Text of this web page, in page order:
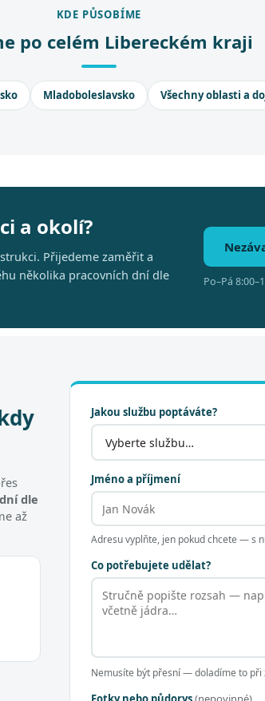
KDE PŮSOBÍME
po celém Libereckém kraji
Mladoboleslavsko Všechny oblasti a
a okolí?
Přijedeme zaměřit a
několika pracovních dní dle
Po–Pá
dle
až
Jakou službu poptáváte?
Jméno a příjmení
Adresu vyplňte, jen pokud chcete — s
Co potřebujete udělat?
Nemusíte být přesní — doladíme to při